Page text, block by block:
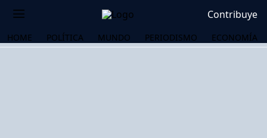
Contribuye
HOME POLÍTICA MUNDO PERIODISMO ECONOMÍA